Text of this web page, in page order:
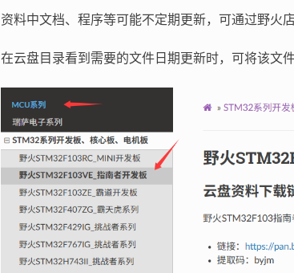
资料中文档、程序等可能不定期更新，可通过野火
在云盘目录看到需要的文件日期更新时，可将该文